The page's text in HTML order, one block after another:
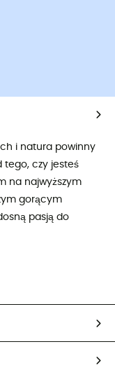
i natura powinny
tego, czy jesteś
na najwyższym
gorącym
pasją do